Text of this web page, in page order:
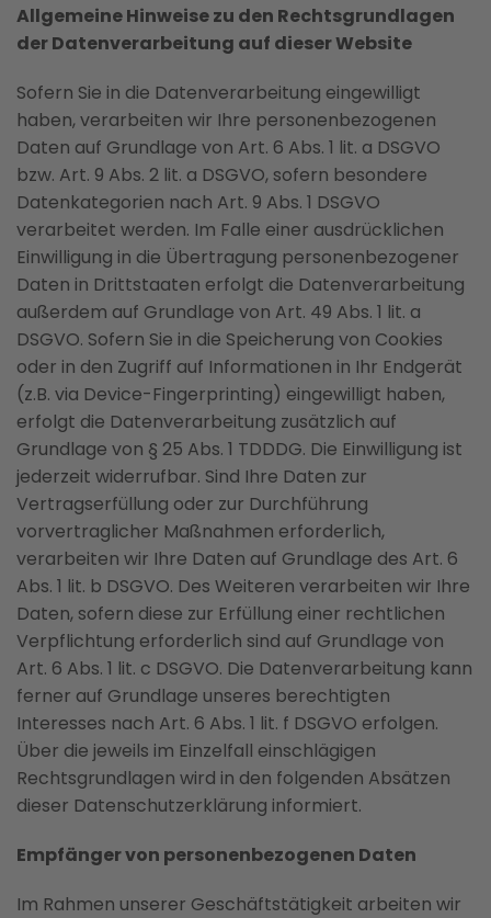
Allgemeine Hinweise zu den Rechtsgrundlagen
der Datenverarbeitung auf dieser Website
Sofern Sie in die Datenverarbeitung eingewilligt
haben, verarbeiten wir Ihre personenbezogenen
Daten auf Grundlage von Art. 6 Abs. 1 lit. a DSGVO
bzw. Art. 9 Abs. 2 lit. a DSGVO, sofern besondere
Datenkategorien nach Art. 9 Abs. 1 DSGVO
verarbeitet werden. Im Falle einer ausdrücklichen
Einwilligung in die Übertragung personenbezogener
Daten in Drittstaaten erfolgt die Datenverarbeitung
außerdem auf Grundlage von Art. 49 Abs. 1 lit. a
DSGVO. Sofern Sie in die Speicherung von Cookies
oder in den Zugriff auf Informationen in Ihr Endgerät
(z.B. via Device-Fingerprinting) eingewilligt haben,
erfolgt die Datenverarbeitung zusätzlich auf
Grundlage von § 25 Abs. 1 TDDDG. Die Einwilligung ist
jederzeit widerrufbar. Sind Ihre Daten zur
Vertragserfüllung oder zur Durchführung
vorvertraglicher Maßnahmen erforderlich,
verarbeiten wir Ihre Daten auf Grundlage des Art. 6
Abs. 1 lit. b DSGVO. Des Weiteren verarbeiten wir Ihre
Daten, sofern diese zur Erfüllung einer rechtlichen
Verpflichtung erforderlich sind auf Grundlage von
Art. 6 Abs. 1 lit. c DSGVO. Die Datenverarbeitung kann
ferner auf Grundlage unseres berechtigten
Interesses nach Art. 6 Abs. 1 lit. f DSGVO erfolgen.
Über die jeweils im Einzelfall einschlägigen
Rechtsgrundlagen wird in den folgenden Absätzen
dieser Datenschutzerklärung informiert.
Empfänger von personenbezogenen Daten
Im Rahmen unserer Geschäftstätigkeit arbeiten wir